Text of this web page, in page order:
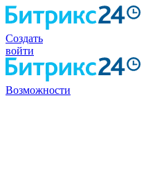
Создать
войти
Возможности